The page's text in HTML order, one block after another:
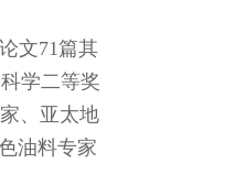
文71篇其
学二等奖
、亚太地
油料专家